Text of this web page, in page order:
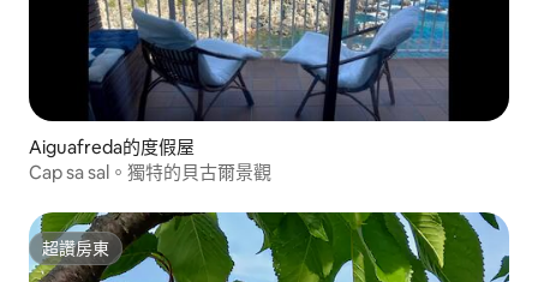
Aiguafreda的度假屋
Cap sa sal。獨特的貝古爾景觀
超讚房東
超讚房東